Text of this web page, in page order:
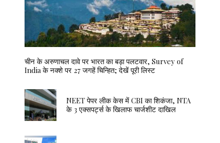
चीन के अरुणाचल दावे पर भारत का बड़ा पलटवार, Survey of
India के नक्शे पर 27 जगहें चिन्हित; देखें पूरी लिस्ट
NEET पेपर लीक केस में CBI का शिकंजा, NTA
के 3 एक्सपर्ट्स के खिलाफ चार्जशीट दाखिल